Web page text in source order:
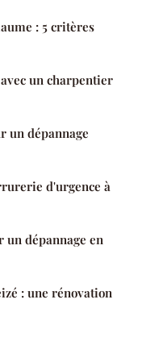
: 5 critères
un charpentier
un dépannage
d'urgence à
un dépannage en
: une rénovation